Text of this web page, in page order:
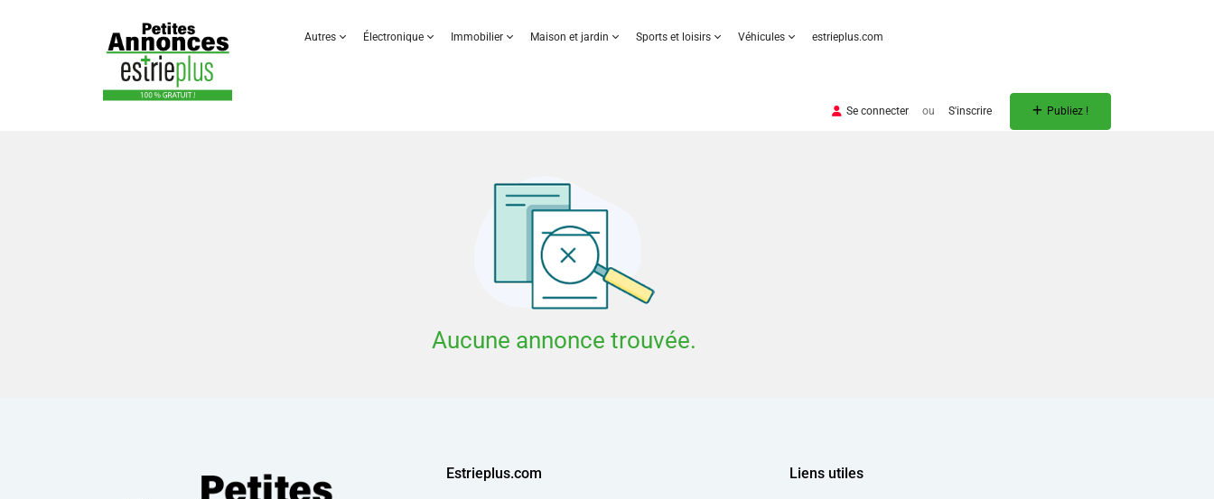
Autres Électronique Immobilier Maison et jardin Sports et loisirs Véhicules estrieplus.com
Se connecter ou S'inscrire Publiez !
Aucune annonce trouvée.
Estrieplus.com Liens utiles